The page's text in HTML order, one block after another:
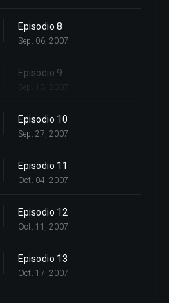
Episodio 8
Sep. 06, 2007
Episodio 9
Sep. 13, 2007
Episodio 10
Sep. 27, 2007
Episodio 11
Oct. 04, 2007
Episodio 12
Oct. 11, 2007
Episodio 13
Oct. 17, 2007